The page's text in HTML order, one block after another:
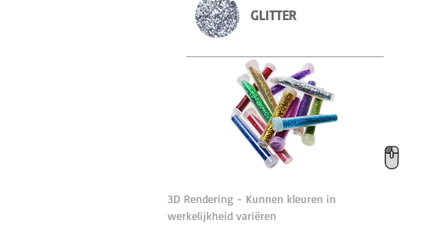
GLITTER
3D Rendering - Kunnen kleuren in
werkelijkheid variëren